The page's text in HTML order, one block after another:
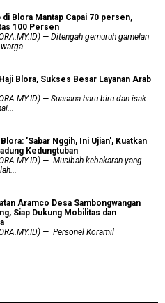
di Blora Mantap Capai 70 persen,
100 Persen
— Ditengah gemuruh gamelan
Blora, Sukses Besar Layanan Arab
— Suasana haru biru dan isak
​'Sabar Nggih, Ini Ujian', Kuatkan
Kedungtuban
— Musibah kebakaran yang
Aramco Desa Sambongwangan
Siap Dukung Mobilitas dan
— Personel Koramil